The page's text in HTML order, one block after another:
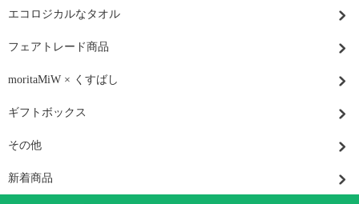
エコロジカルなタオル
フェアトレード商品
moritaMiW × くすばし
ギフトボックス
その他
新着商品